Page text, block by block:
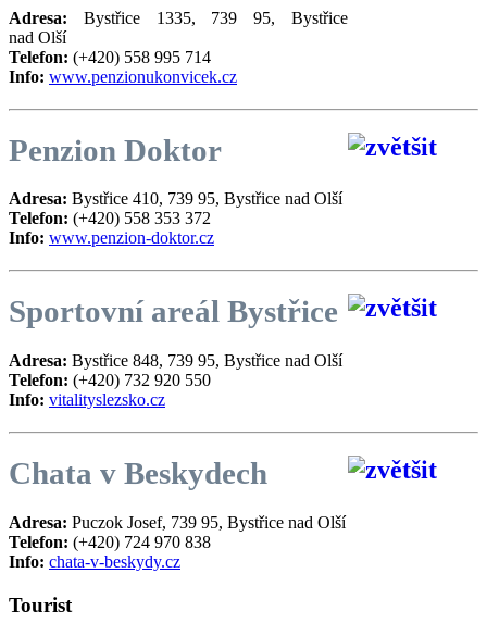
Adresa: Bystřice 1335, 739 95, Bystřice
nad Olší
Telefon: (+420) 558 995 714
Info: www.penzionukonvicek.cz
Penzion Doktor
Adresa: Bystřice 410, 739 95, Bystřice nad Olší
Telefon: (+420) 558 353 372
Info: www.penzion-doktor.cz
Sportovní areál Bystřice
Adresa: Bystřice 848, 739 95, Bystřice nad Olší
Telefon: (+420) 732 920 550
Info: vitalityslezsko.cz
Chata v Beskydech
Adresa: Puczok Josef, 739 95, Bystřice nad Olší
Telefon: (+420) 724 970 838
Info: chata-v-beskydy.cz
Tourist